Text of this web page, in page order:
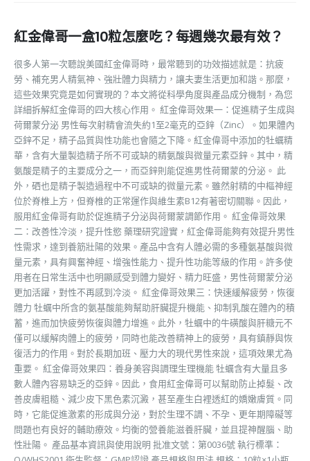
紅金偉哥一盒10粒怎麼吃？每週幾次最有效？
很多人第一次聽說美國紅金偉哥時，最常聽到的功效描述就是：抗疲
勞、補充男人精氣神、強壯體力與精力，讓夫妻生活更加和諧。那麼，
這些效果究竟是如何實現的？本文將從科學角度與產品成分機制，為您
詳細拆解紅金偉哥的四大核心作用。 紅金偉哥效果一：促進精子生成與
荷爾蒙分泌 男性每次射精會流失約1至2毫克的亞鋅（Zinc）。如果體內
亞鋅不足，精子品質與性功能也會隨之下降。紅金偉哥中添加的牡蠣精
華，含有大量製造精子所不可或缺的精氨酸與微量元素亞鋅。其中，精
氨酸是精子的主要成分之一，而亞鋅則能促進男性荷爾蒙的分泌。 此
外，硒也是精子製造過程中不可或缺的微量元素。雖然射精的中樞神經
位於脊椎上方，但脊椎的正常運作與維生素B12有著密切關聯。因此，
服用紅金偉哥有助於促進精子分泌與荷爾蒙調節作用。 紅金偉哥效果
二：改善性冷淡，提升性慾 藥理研究證實，紅金偉哥能夠有效提升男性
性需求，達到養筋壯陽的效果。產品中含有人體必需的多種氨基酸與微
量元素，具有興奮神經、增強性能力、提升性功能等級的作用。許多使
用者在日常生活中也明顯感受到體力變好、精力旺盛，男性荷爾蒙分泌
更加活躍，對性不再感到冷淡。 紅金偉哥效果三：快速緩解疲勞，恢復
體力 牡蠣中所含的氨基酸能夠幫助肝臟提升機能、抑制乳酸在體內的積
蓄，進而加快疲勞恢復與體力增進。此外，牡蠣中的牛磺酸與肝糖元不
僅可以緩解肉體上的疲勞，同時也能改善精神上的疲勞，具有鎮靜與恢
復活力的作用。對於長期加班、壓力大的現代男性來說，這項效果尤為
重要。 紅金偉哥效果四：養身美容與調理生理機能 牡蠣含有大量且多
數人體內容易缺乏的亞鋅。因此，食用紅金偉哥可以幫助防止掉髮、改
善皮膚粗糙、減少皮下黑色素沉澱，甚至產生白裡透紅的嬌嫩膚質。同
時，它能促進激素的形成與分泌，對於生理不調、不孕、更年期障礙等
問題也有良好的輔助療效。均衡的營養能滋養肝臟，並且提神醒腦、助
性壯陽。 產品基本資訊與使用說明 批准文號：第0036號 執行標準：